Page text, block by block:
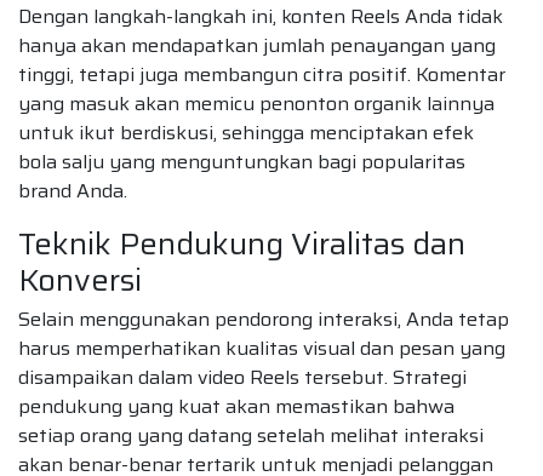
Dengan langkah-langkah ini, konten Reels Anda tidak
hanya akan mendapatkan jumlah penayangan yang
tinggi, tetapi juga membangun citra positif. Komentar
yang masuk akan memicu penonton organik lainnya
untuk ikut berdiskusi, sehingga menciptakan efek
bola salju yang menguntungkan bagi popularitas
brand Anda.
Teknik Pendukung Viralitas dan
Konversi
Selain menggunakan pendorong interaksi, Anda tetap
harus memperhatikan kualitas visual dan pesan yang
disampaikan dalam video Reels tersebut. Strategi
pendukung yang kuat akan memastikan bahwa
setiap orang yang datang setelah melihat interaksi
akan benar-benar tertarik untuk menjadi pelanggan